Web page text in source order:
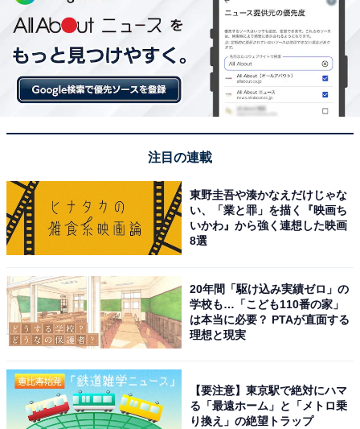
こちらもおすすめ
ナンバープレートでお金持ちだと思う九州地方
を抑えた1位は？【2025年調査】
注目の連載
東野圭吾や湊かなえだけじゃな
い、「業と罪」を描く『映画ち
いかわ』から強く連想した映画
8選
20年間「駆け込み実績ゼロ」の
学校も…「こども110番の家」
は本当に必要？ PTAが直面する
理想と現実
【要注意】東京駅で絶対にハマ
る「最遠ホーム」と「メトロ乗
り換え」の絶望トラップ